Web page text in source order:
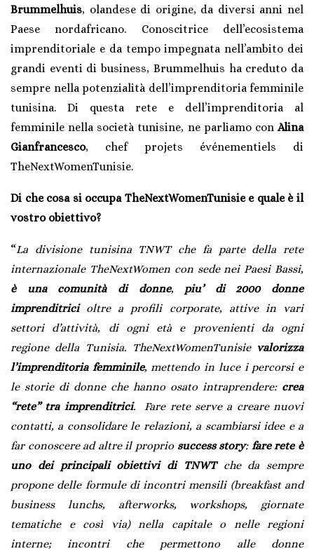
Brummelhuis, olandese di origine, da diversi anni nel
Paese nordafricano. Conoscitrice dell’ecosistema
imprenditoriale e da tempo impegnata nell’ambito dei
grandi eventi di business, Brummelhuis ha creduto da
sempre nella potenzialità dell’imprenditoria femminile
tunisina. Di questa rete e dell’imprenditoria al
femminile nella società tunisine, ne parliamo con Alina
Gianfrancesco, chef projets événementiels di
TheNextWomenTunisie.
Di che cosa si occupa TheNextWomenTunisie e quale è il
vostro obiettivo?
“La divisione tunisina TNWT che fa parte della rete
internazionale TheNextWomen con sede nei Paesi Bassi,
è una comunità di donne, piu’ di 2000 donne
imprenditricioltre a profili corporate, attive in vari
settori d’attività, di ogni età e provenienti da ogni
regione della Tunisia. TheNextWomenTunisie valorizza
l’imprenditoria femminile, mettendo in luce i percorsi e
le storie di donne che hanno osato intraprendere: crea
“rete” tra imprenditrici. Fare rete serve a creare nuovi
contatti, a consolidare le relazioni, a scambiarsi idee e a
far conoscere ad altre il proprio success story: fare rete è
uno dei principali obiettivi di TNWTche da sempre
propone delle formule di incontri mensili (breakfast and
business lunchs, afterworks, workshops, giornate
tematiche e così via) nella capitale o nelle regioni
interne; incontri che permettono alle donne